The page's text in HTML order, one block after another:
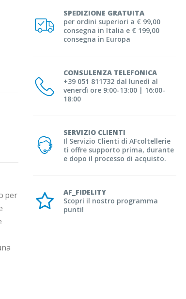
SPEDIZIONE GRATUITA
per ordini superiori a € 99,00
consegna in Italia e € 199,00
consegna in Europa
CONSULENZA TELEFONICA
+39 051 811732 dal lunedì al
venerdì ore 9:00-13:00 | 16:00-
18:00
SERVIZIO CLIENTI
Il Servizio Clienti di AFcoltellerie
ti offre supporto prima, durante
e dopo il processo di acquisto.
AF_FIDELITY
Scopri il nostro programma
punti!
per